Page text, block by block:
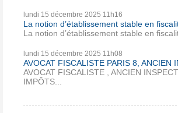
lundi 15 décembre 2025 11h16
La notion d’établissement stable en
La notion d’établissement stable en
lundi 15 décembre 2025 11h08
AVOCAT FISCALISTE PARIS 8, ANCIEN
AVOCAT FISCALISTE , ANCIEN
IMPÔTS...